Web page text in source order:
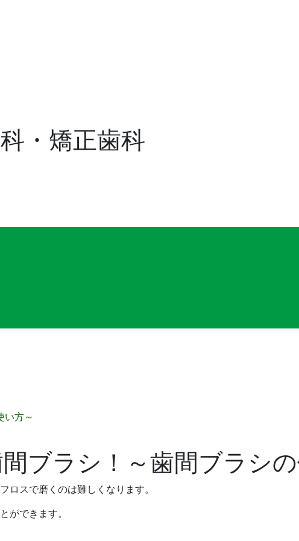
・矯正歯科
い方～
ブラシ！～歯間ブラシ
ロスで磨くのは難しくなります。
ができます。